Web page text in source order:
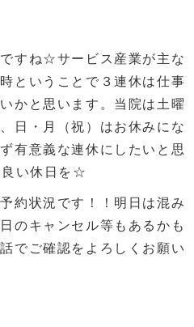
すね☆サービス産業が主な
ということで３連休は仕事
かと思います。当院は土曜
日・月（祝）はお休みにな
有意義な連休にしたいと思
良い休日を☆
約状況です！！明日は混み
のキャンセル等もあるかも
でご確認をよろしくお願い